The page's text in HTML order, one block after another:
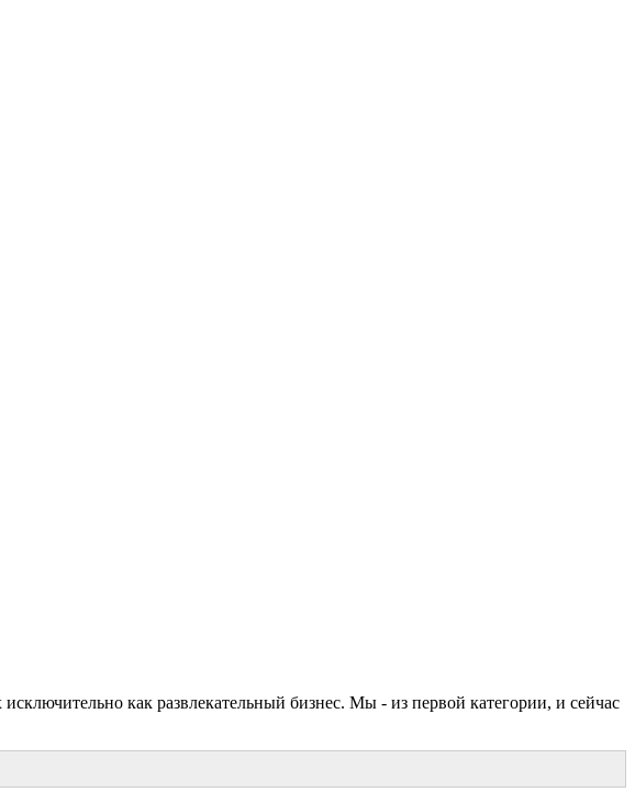
как развлекательный бизнес. Мы - из первой категории, и сейчас